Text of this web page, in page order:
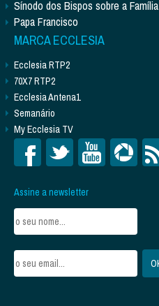
Sínodo dos Bispos sobre a Família
Papa Francisco
MARCA ECCLESIA
Ecclesia RTP2
70X7 RTP2
Ecclesia Antena1
Semanário
My Ecclesia TV
Assine a newsletter